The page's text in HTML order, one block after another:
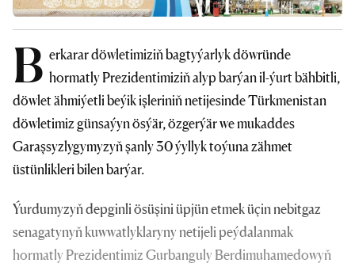
B erkarar döwletimiziň bagtyýarlyk döwründe
hormatly Prezidentimiziň alyp barýan il-ýurt bähbitli,
döwlet ähmiýetli beýik işleriniň netijesinde Türkmenistan
döwletimiz günsaýyn ösýär, özgerýär we mukaddes
Garaşsyzlygymyzyň şanly 30 ýyllyk toýuna zähmet
üstünlikleri bilen barýar.
Ýurdumyzyň depginli ösüşini üpjün etmek üçin nebitgaz
senagatynyň kuwwatlyklaryny netijeli peýdalanmak
hormatly Prezidentimiz Gurbanguly Berdimuhamedowyň